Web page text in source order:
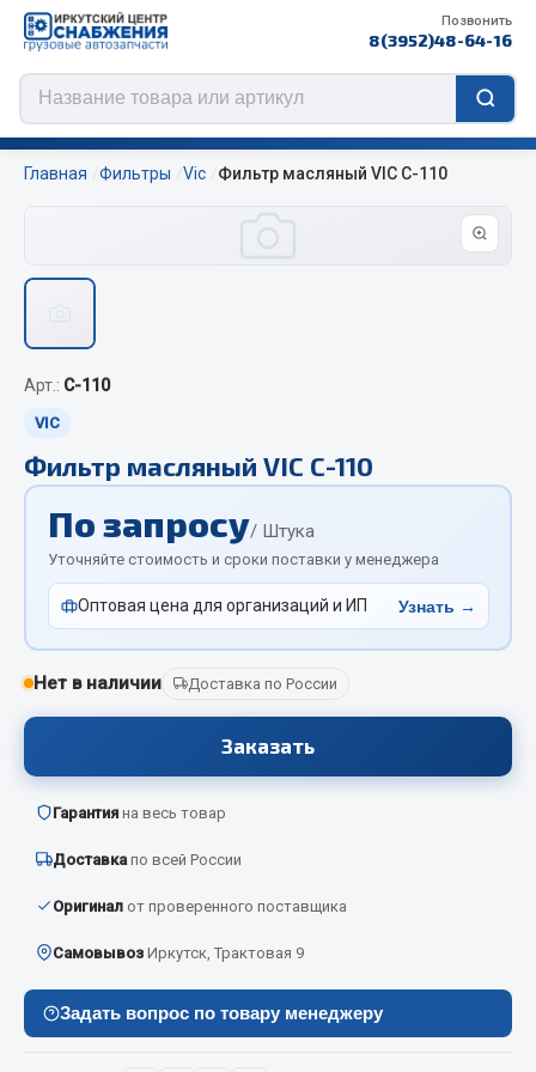
Позвонить
8(3952)48-64-16
ЦЕПИ BOHU (Китай)
Изготовление цепей на колеса BOHU
QITONG
Весь раздел
Отопители салона, подогреватели
Автономные воздушные отопители
Отопители салона
Аксессуары автомобильные
Аптечки и знаки автомобильные
Брызговики
Главная Фильтры Vic Фильтр масляный VIC C-110
Арт.: C-110
VIC
Фильтр масляный VIC C-110
По запросу/ Штука
Уточняйте стоимость и сроки поставки у менеджера
Оптовая цена для организаций и ИП Узнать →
Нет в наличии Доставка по России
Заказать
Гарантия на весь товар
Доставка по всей России
Оригинал от проверенного поставщика
Самовывоз Иркутск, Трактовая 9
Задать вопрос по товару менеджеру